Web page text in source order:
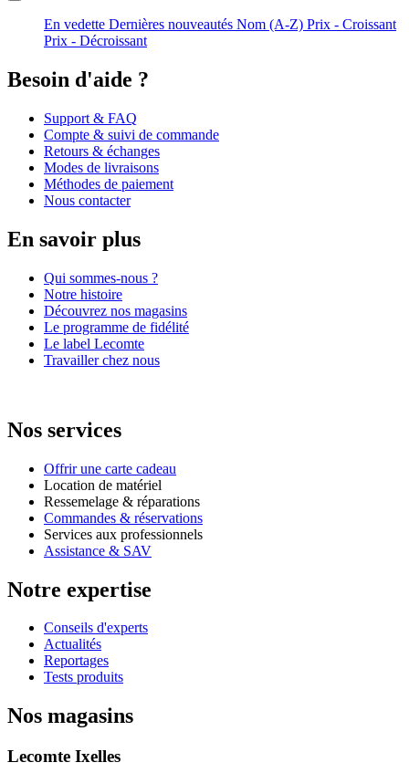
En vedette Dernières nouveautés Nom (A-Z) Prix - Croissant
Prix - Décroissant
Besoin d'aide ?
Support & FAQ
Compte & suivi de commande
Retours & échanges
Modes de livraisons
Méthodes de paiement
Nous contacter
En savoir plus
Qui sommes-nous ?
Notre histoire
Découvrez nos magasins
Le programme de fidélité
Le label Lecomte
Travailler chez nous
Nos services
Offrir une carte cadeau
Location de matériel
Ressemelage & réparations
Commandes & réservations
Services aux professionnels
Assistance & SAV
Notre expertise
Conseils d'experts
Actualités
Reportages
Tests produits
Nos magasins
Lecomte Ixelles